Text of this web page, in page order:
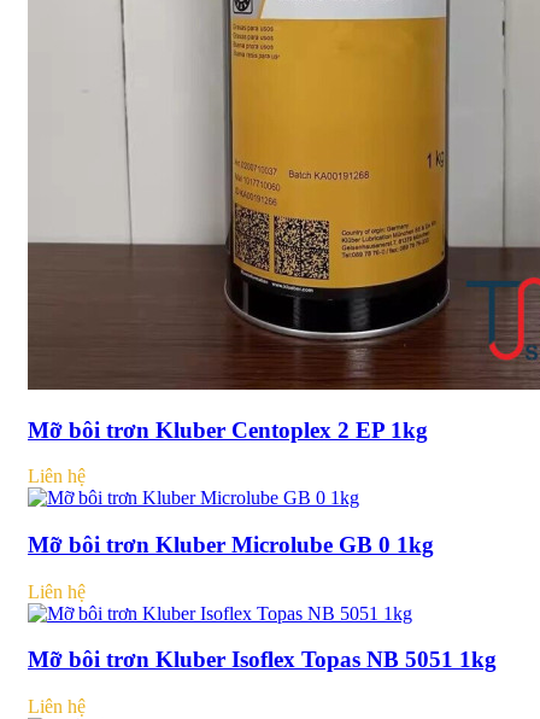
Mỡ bôi trơn Kluber Centoplex 2 EP 1kg
Liên hệ
Mỡ bôi trơn Kluber Microlube GB 0 1kg
Liên hệ
Mỡ bôi trơn Kluber Isoflex Topas NB 5051 1kg
Liên hệ